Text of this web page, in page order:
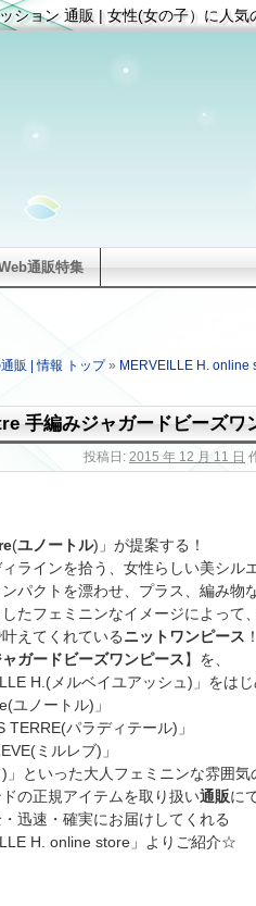
ション 通販 | 女性(女の子）に人気
販 | 情報 トップ» MERVEILLE H. online
手編みジャガードビーズワ
投稿日: 2015 年 12 月 11 日
(ユノートル)」が提案する！
ラインを拾う、女性らしい美シル
パクトを漂わせ、プラス、編み物
たフェミニンなイメージによって
えてくれているニットワンピース ！
ガードビーズワンピース】を、
H.(メルベイユアッシュ)」をはじ
ユノートル)」
TERRE(パラディテール)」
ミルレブ)」
)」といった大人フェミニンな雰囲気
の正規アイテムを取り扱い通販に
迅速・確実にお届けしてくれる
H. online store」よりご紹介☆
通販特集